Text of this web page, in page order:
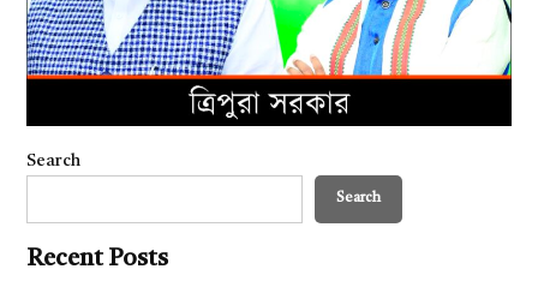
Search
Search
Recent Posts